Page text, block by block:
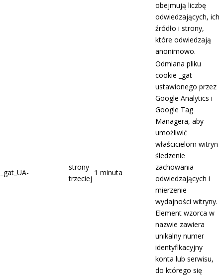
obejmują liczbę
odwiedzających, ich
źródło i strony,
które odwiedzają
anonimowo.
_gat_UA-
strony
trzeciej
1 minuta
Odmiana pliku
cookie _gat
ustawionego przez
Google Analytics i
Google Tag
Managera, aby
umożliwić
właścicielom witryn
śledzenie
zachowania
odwiedzających i
mierzenie
wydajności witryny.
Element wzorca w
nazwie zawiera
unikalny numer
identyfikacyjny
konta lub serwisu,
do którego się